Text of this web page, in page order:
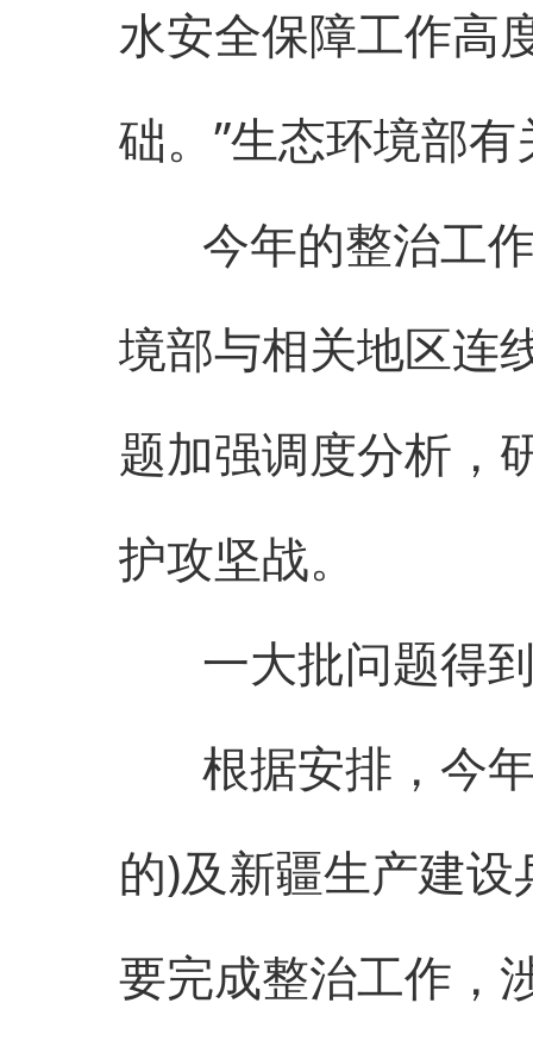
水安全保障工作高
础。”生态环境部
今年的整治工作
境部与相关地区连
题加强调度分析，
护攻坚战。
一大批问题得
根据安排，今年
的)及新疆生产建
要完成整治工作，